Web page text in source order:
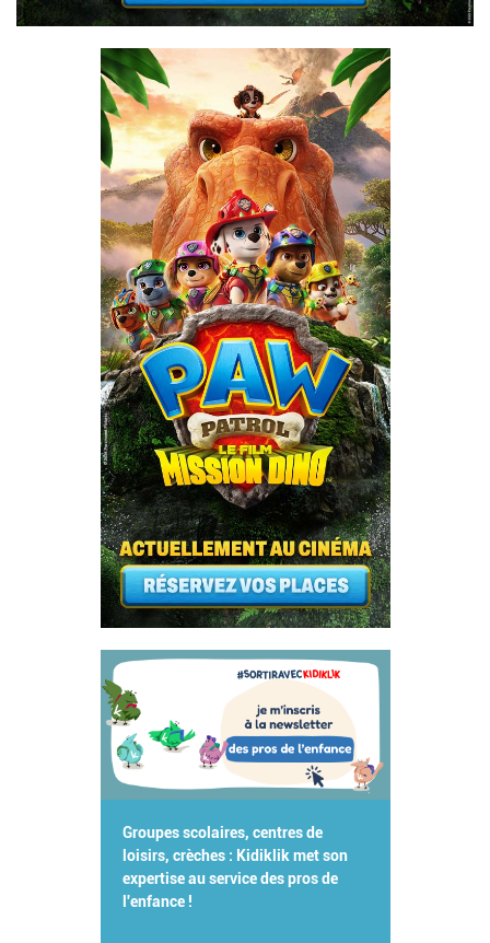
Groupes scolaires, centres de
loisirs, crèches : Kidiklik met son
expertise au service des pros de
l'enfance !